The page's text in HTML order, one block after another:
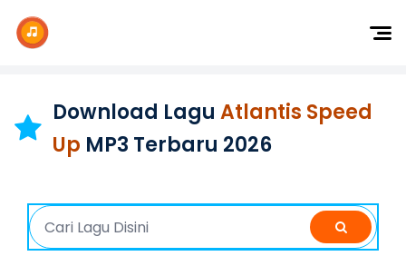
Dangdut
Barat
Download Lagu Atlantis Speed
Up MP3 Terbaru 2026